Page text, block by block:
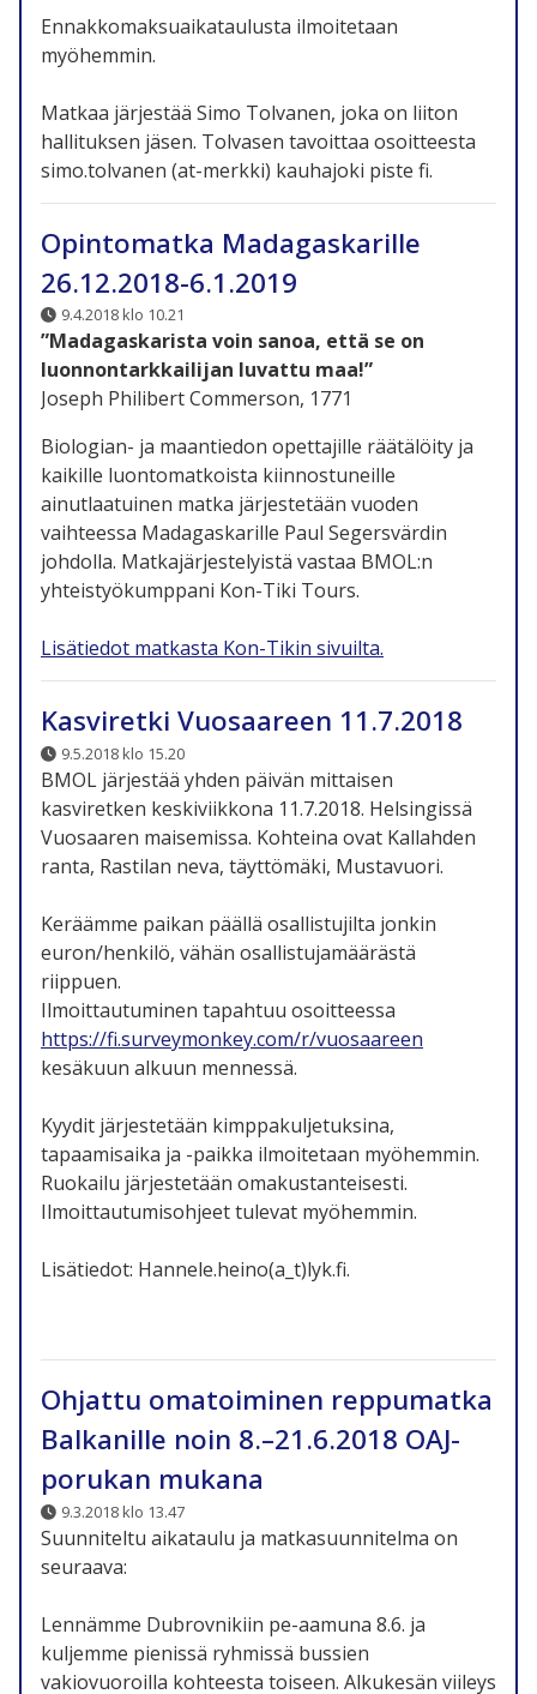
Ennakkomaksuaikataulusta ilmoitetaan
myöhemmin.
Matkaa järjestää Simo Tolvanen, joka on liiton
hallituksen jäsen. Tolvasen tavoittaa osoitteesta
simo.tolvanen (at-merkki) kauhajoki piste fi.
Opintomatka Madagaskarille
26.12.2018-6.1.2019
9.4.2018 klo 10.21
”Madagaskarista voin sanoa, että se on
luonnontarkkailijan luvattu maa!”
Joseph Philibert Commerson, 1771
Biologian- ja maantiedon opettajille räätälöity ja
kaikille luontomatkoista kiinnostuneille
ainutlaatuinen matka järjestetään vuoden
vaihteessa Madagaskarille Paul Segersvärdin
johdolla. Matkajärjestelyistä vastaa BMOL:n
yhteistyökumppani Kon-Tiki Tours.
Lisätiedot matkasta Kon-Tikin sivuilta.
Kasviretki Vuosaareen 11.7.2018
9.5.2018 klo 15.20
BMOL järjestää yhden päivän mittaisen
kasviretken keskiviikkona 11.7.2018. Helsingissä
Vuosaaren maisemissa. Kohteina ovat Kallahden
ranta, Rastilan neva, täyttömäki, Mustavuori.
Keräämme paikan päällä osallistujilta jonkin
euron/henkilö, vähän osallistujamäärästä
riippuen.
Ilmoittautuminen tapahtuu osoitteessa
https://fi.surveymonkey.com/r/vuosaareen
kesäkuun alkuun mennessä.
Kyydit järjestetään kimppakuljetuksina,
tapaamisaika ja -paikka ilmoitetaan myöhemmin.
Ruokailu järjestetään omakustanteisesti.
Ilmoittautumisohjeet tulevat myöhemmin.
Lisätiedot: Hannele.heino(a_t)lyk.fi.
Ohjattu omatoiminen reppumatka
Balkanille noin 8.–21.6.2018 OAJ-
porukan mukana
9.3.2018 klo 13.47
Suunniteltu aikataulu ja matkasuunnitelma on
seuraava:
Lennämme Dubrovnikiin pe-aamuna 8.6. ja
kuljemme pienissä ryhmissä bussien
vakiovuoroilla kohteesta toiseen. Alkukesän viileys